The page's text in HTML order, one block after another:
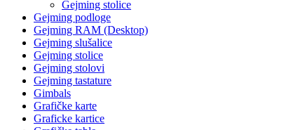
Gejming stolice
Gejming podloge
Gejming RAM (Desktop)
Gejming slušalice
Gejming stolice
Gejming stolovi
Gejming tastature
Gimbals
Grafičke karte
Graficke kartice